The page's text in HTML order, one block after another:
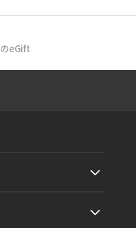
のeGift